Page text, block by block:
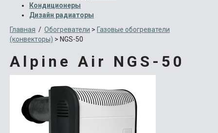
Кондиционеры
Дизайн радиаторы
Главная / Обогреватели > Газовые обогреватели
(конвекторы) > NGS-50
Alpine Air NGS-50